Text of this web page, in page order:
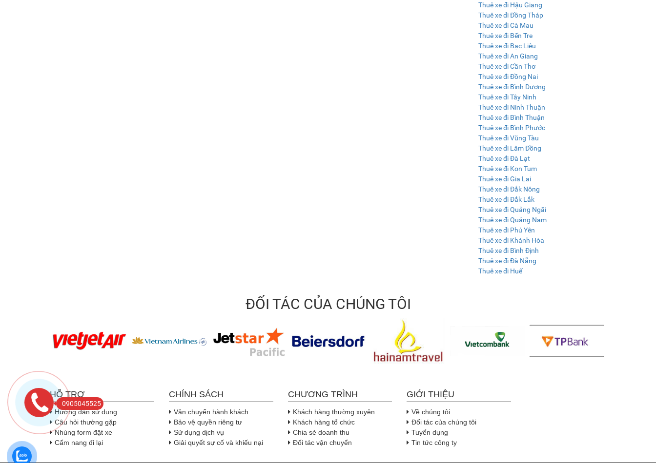
Thuê xe đi Hậu Giang
Thuê xe đi Đồng Tháp
Thuê xe đi Cà Mau
Thuê xe đi Bến Tre
Thuê xe đi Bạc Liêu
Thuê xe đi An Giang
Thuê xe đi Cần Thơ
Thuê xe đi Đồng Nai
Thuê xe đi Bình Dương
Thuê xe đi Tây Ninh
Thuê xe đi Ninh Thuận
Thuê xe đi Bình Thuận
Thuê xe đi Bình Phước
Thuê xe đi Vũng Tàu
Thuê xe đi Lâm Đồng
Thuê xe đi Đà Lạt
Thuê xe đi Kon Tum
Thuê xe đi Gia Lai
Thuê xe đi Đắk Nông
Thuê xe đi Đắk Lắk
Thuê xe đi Quảng Ngãi
Thuê xe đi Quảng Nam
Thuê xe đi Phú Yên
Thuê xe đi Khánh Hòa
Thuê xe đi Bình Định
Thuê xe đi Đà Nẵng
Thuê xe đi Huế
ĐỐI TÁC CỦA CHÚNG TÔI
HỖ TRỢ
Hướng dẫn sử dụng
Câu hỏi thường gặp
Nhúng form đặt xe
Cẩm nang đi lại
CHÍNH SÁCH
Vận chuyển hành khách
Bảo vệ quyền riêng tư
Sử dụng dịch vụ
Giải quyết sự cố và khiếu nại
CHƯƠNG TRÌNH
Khách hàng thường xuyên
Khách hàng tổ chức
Chia sẻ doanh thu
Đối tác vận chuyển
GIỚI THIỆU
Về chúng tôi
Đối tác của chúng tôi
Tuyển dụng
Tin tức công ty
0905045525